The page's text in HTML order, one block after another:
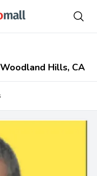
Woodland Hills, CA